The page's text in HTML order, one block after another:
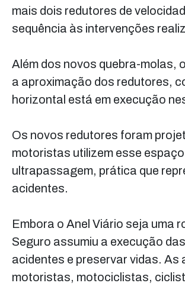
mais dois redutores de
sequência às intervenções
Além dos novos quebra-molas,
a aproximação dos redutores,
horizontal está em execução
Os novos redutores foram
motoristas utilizem esse
ultrapassagem, prática que
acidentes.
Embora o Anel Viário seja uma
Seguro assumiu a execução
acidentes e preservar vidas. As
motoristas, motociclistas,